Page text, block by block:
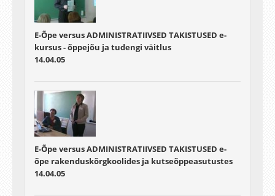
E-Õpe versus ADMINISTRATIIVSED TAKISTUSED e-
kursus - õppejõu ja tudengi väitlus
14.04.05
E-Õpe versus ADMINISTRATIIVSED TAKISTUSED e-
õpe rakenduskõrgkoolides ja kutseõppeasutustes
14.04.05